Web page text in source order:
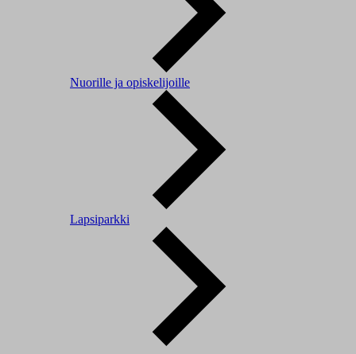
Nuorille ja opiskelijoille
Lapsiparkki